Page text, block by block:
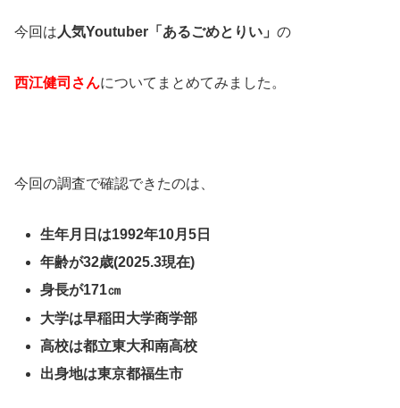
今回は 人気Youtuber「あるごめとりい」 の
西江健司さんについてまとめてみました。
今回の調査で確認できたのは、
生年月日は1992年10月5日
年齢が32歳(2025.3現在)
身長が171㎝
大学は早稲田大学商学部
高校は都立東大和南高校
出身地は東京都福生市